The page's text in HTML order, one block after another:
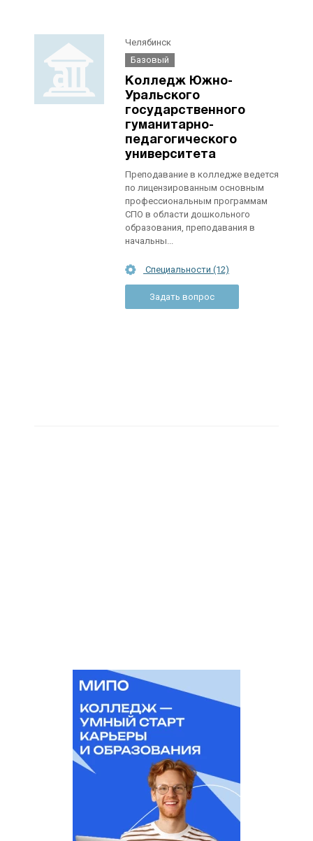
Челябинск
Базовый
Колледж Южно-
Уральского
государственного
гуманитарно-
педагогического
университета
Преподавание в колледже ведется
по лицензированным основным
профессиональным программам
СПО в области дошкольного
образования, преподавания в
начальны...
Специальности (12)
Задать вопрос